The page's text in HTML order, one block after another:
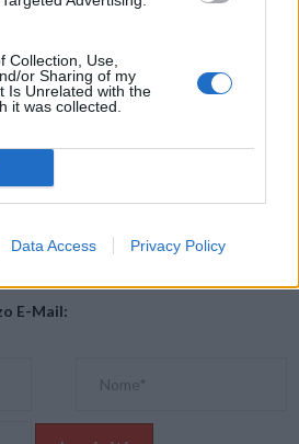
Collection, Use,
or Sharing of my
Is Unrelated with the
it was collected.
Data Access Privacy Policy
delle news di TecnoGazzetta?
E-Mail: